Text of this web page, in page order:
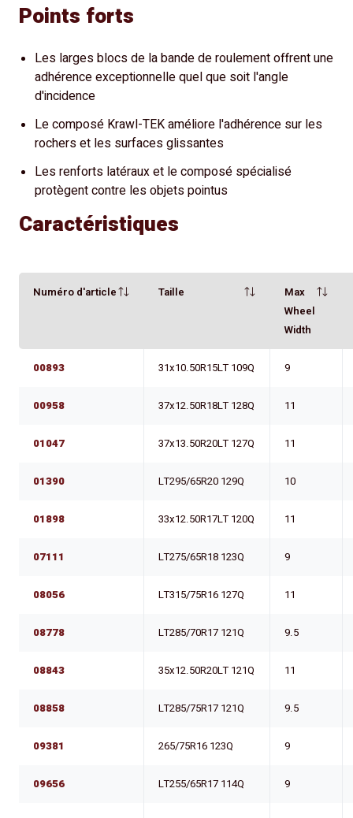
Points forts
Les larges blocs de la bande de roulement offrent une
adhérence exceptionnelle quel que soit l'angle
d'incidence
Le composé Krawl-TEK améliore l'adhérence sur les
rochers et les surfaces glissantes
Les renforts latéraux et le composé spécialisé
protègent contre les objets pointus
Caractéristiques
Numéro d'article Taille
Max
Wheel
Width
00893 31x10.50R15LT 109Q 9
00958 37x12.50R18LT 128Q 11
01047 37x13.50R20LT 127Q 11
01390 LT295/65R20 129Q 10
01898 33x12.50R17LT 120Q 11
07111 LT275/65R18 123Q 9
08056 LT315/75R16 127Q 11
08778 LT285/70R17 121Q 9.5
08843 35x12.50R20LT 121Q 11
08858 LT285/75R17 121Q 9.5
09381 265/75R16 123Q 9
09656 LT255/65R17 114Q 9